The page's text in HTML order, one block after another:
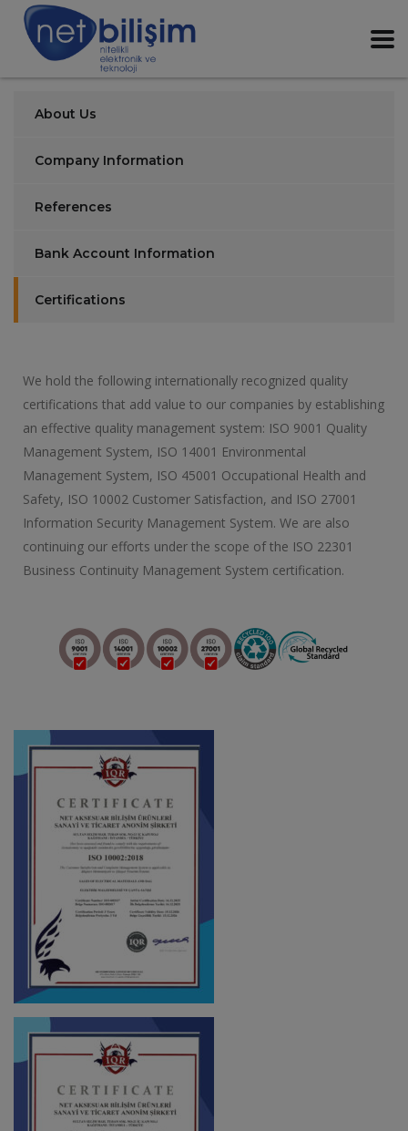
About Us
Company Information
References
Bank Account Information
Certifications
We hold the following internationally recognized quality
certifications that add value to our companies by establishing
an effective quality management system: ISO 9001 Quality
Management System, ISO 14001 Environmental
Management System, ISO 45001 Occupational Health and
Safety, ISO 10002 Customer Satisfaction, and ISO 27001
Information Security Management System. We are also
continuing our efforts under the scope of the ISO 22301
Business Continuity Management System certification.